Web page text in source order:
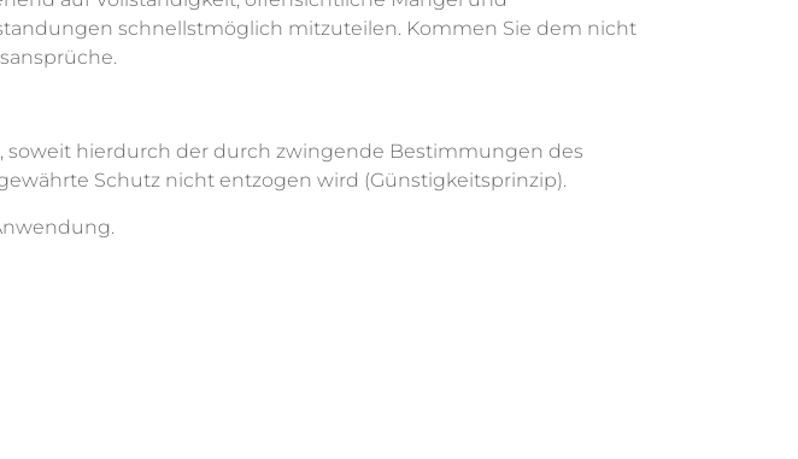
schnellstmöglich mitzuteilen. Kommen Sie dem nicht
soweit hierdurch der durch zwingende Bestimmungen des
Schutz nicht entzogen wird (Günstigkeitsprinzip).